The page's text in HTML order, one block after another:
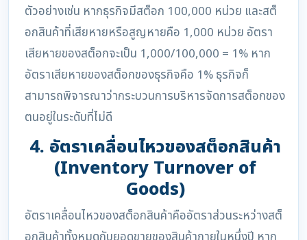
ตัวอย่างเช่น หากธุรกิจมีสต็อก 100,000 หน่วย และสต็
อกสินค้าที่เสียหายหรือสูญหายคือ 1,000 หน่วย อัตรา
เสียหายของสต็อกจะเป็น 1,000/100,000 = 1% หาก
อัตราเสียหายของสต็อกของธุรกิจคือ 1% ธุรกิจก็
สามารถพิจารณาว่ากระบวนการบริหารจัดการสต็อกของ
ตนอยู่ในระดับที่ไม่ดี
4. อัตราเคลื่อนไหวของสต็อกสินค้า
(Inventory Turnover of
Goods)
อัตราเคลื่อนไหวของสต็อกสินค้าคืออัตราส่วนระหว่างสต็